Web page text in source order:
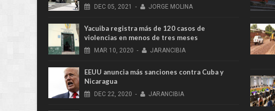
DEC 05, 2021 - JORGE MOLINA
Yacuiba registra más de 120 casos de
violencias en menos de tres meses
MAR 10, 2020 - JARANCIBIA
EEUU anuncia más sanciones contra Cuba y
Nicaragua
DEC 22, 2020 - JARANCIBIA